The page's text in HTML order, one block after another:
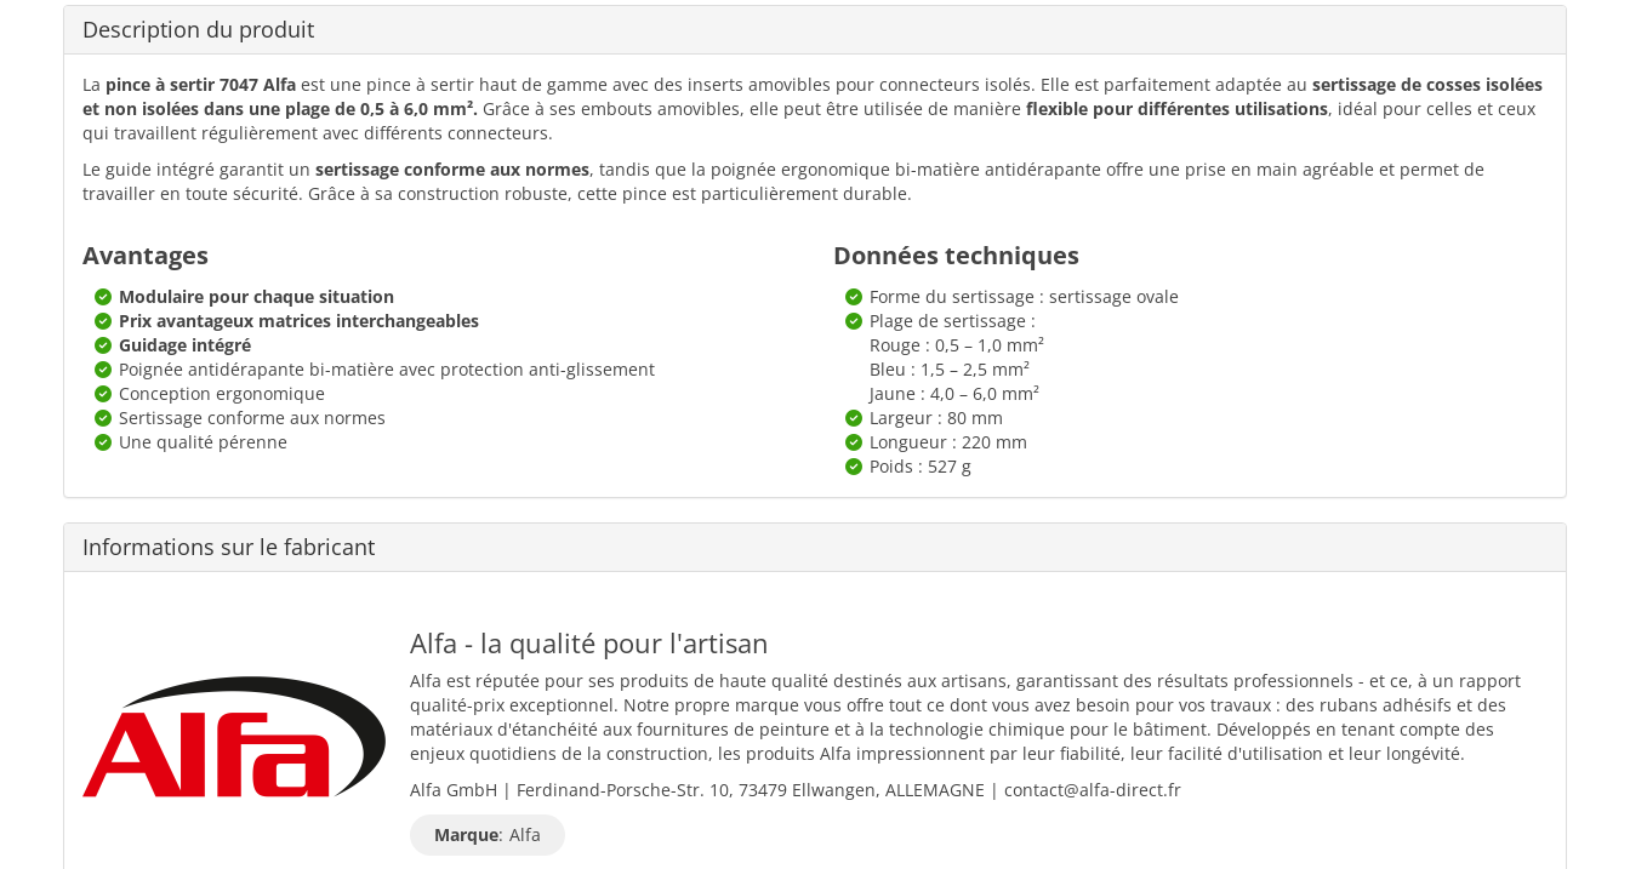
Description du produit
La pince à sertir 7047 Alfa est une pince à sertir haut de gamme avec des inserts amovibles pour connecteurs isolés. Elle est parfaitement adaptée au sertissage de cosses isolées
et non isolées dans une plage de 0,5 à 6,0 mm². Grâce à ses embouts amovibles, elle peut être utilisée de manière flexible pour différentes utilisations, idéal pour celles et ceux
qui travaillent régulièrement avec différents connecteurs.
Le guide intégré garantit un sertissage conforme aux normes, tandis que la poignée ergonomique bi-matière antidérapante offre une prise en main agréable et permet de
travailler en toute sécurité. Grâce à sa construction robuste, cette pince est particulièrement durable.
Avantages
Modulaire pour chaque situation
Prix avantageux matrices interchangeables
Guidage intégré
Poignée antidérapante bi-matière avec protection anti-glissement
Conception ergonomique
Sertissage conforme aux normes
Une qualité pérenne
Données techniques
Forme du sertissage : sertissage ovale
Plage de sertissage :
Rouge : 0,5 – 1,0 mm²
Bleu : 1,5 – 2,5 mm²
Jaune : 4,0 – 6,0 mm²
Largeur : 80 mm
Longueur : 220 mm
Poids : 527 g
Informations sur le fabricant
Alfa - la qualité pour l'artisan
Alfa est réputée pour ses produits de haute qualité destinés aux artisans, garantissant des résultats professionnels - et ce, à un rapport
qualité-prix exceptionnel. Notre propre marque vous offre tout ce dont vous avez besoin pour vos travaux : des rubans adhésifs et des
matériaux d'étanchéité aux fournitures de peinture et à la technologie chimique pour le bâtiment. Développés en tenant compte des
enjeux quotidiens de la construction, les produits Alfa impressionnent par leur fiabilité, leur facilité d'utilisation et leur longévité.
Alfa GmbH | Ferdinand-Porsche-Str. 10, 73479 Ellwangen, ALLEMAGNE | contact@alfa-direct.fr
Marque: Alfa